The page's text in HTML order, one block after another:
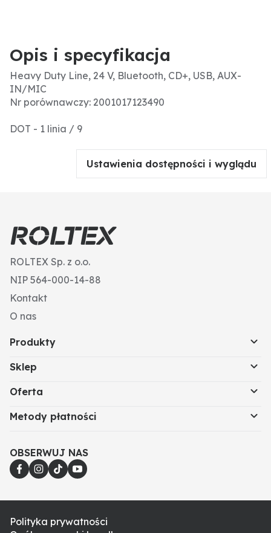
Opis i specyfikacja
Heavy Duty Line, 24 V, Bluetooth, CD+, USB, AUX-
IN/MIC
Nr porównawczy: 2001017123490
DOT - 1 linia / 9
Ustawienia dostępności i wyglądu
ROLTEX Sp. z o.o.
NIP 564-000-14-88
Kontakt
O nas
Produkty
Sklep
Oferta
Metody płatności
OBSERWUJ NAS
Polityka prywatności